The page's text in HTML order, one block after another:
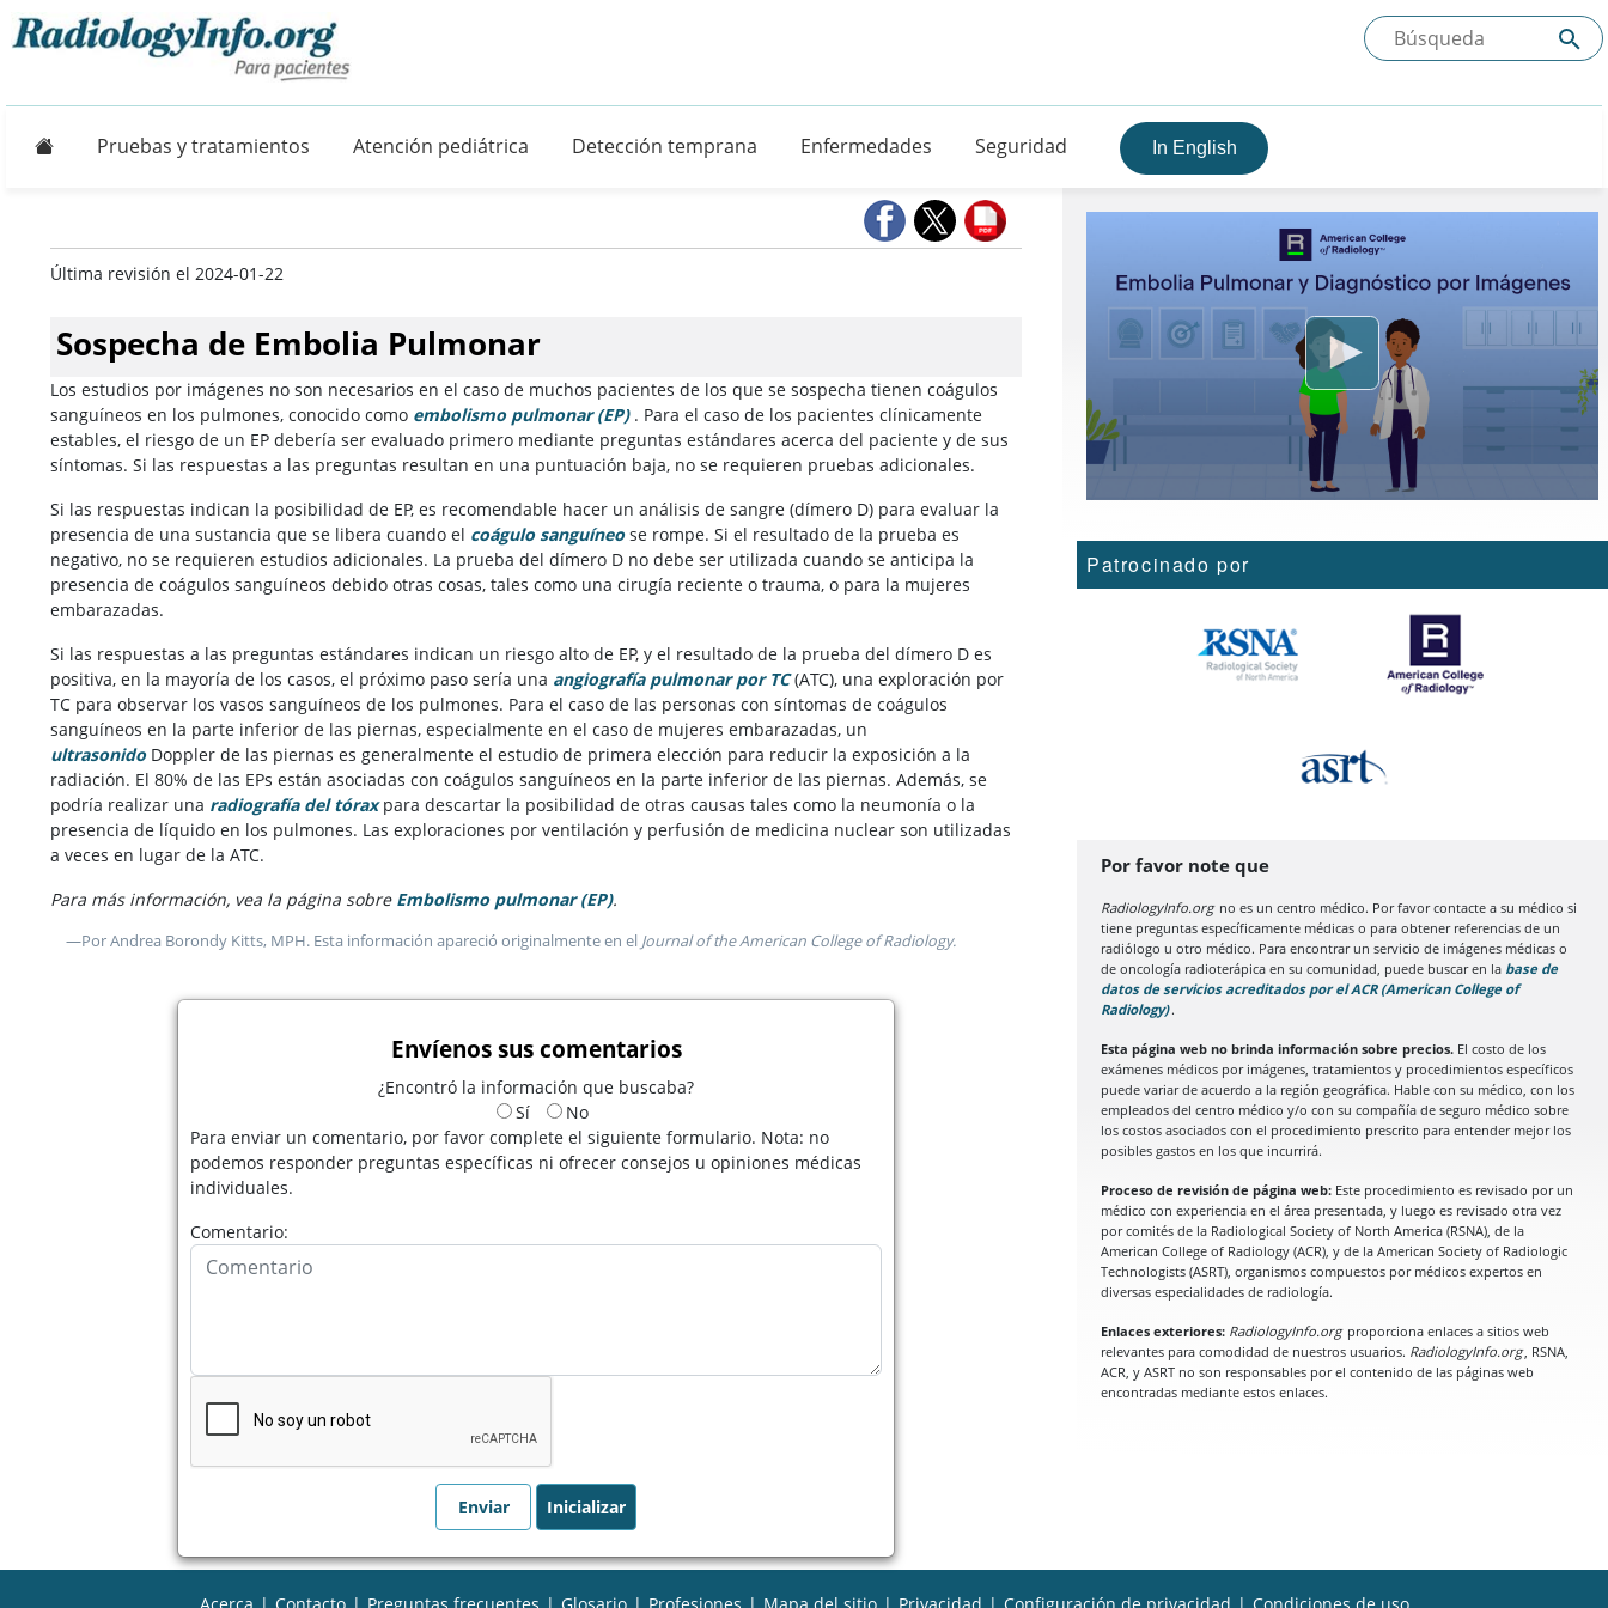
Pruebas y tratamientos Atención pediátrica Detección temprana Enfermedades Seguridad In English
Última revisión el 2024-01-22
Sospecha de Embolia Pulmonar
Los estudios por imágenes no son necesarios en el caso de muchos pacientes de los que se sospecha tienen coágulos
sanguíneos en los pulmones, conocido como embolismo pulmonar (EP). Para el caso de los pacientes clínicamente
estables, el riesgo de un EP debería ser evaluado primero mediante preguntas estándares acerca del paciente y de sus
síntomas. Si las respuestas a las preguntas resultan en una puntuación baja, no se requieren pruebas adicionales.
Si las respuestas indican la posibilidad de EP, es recomendable hacer un análisis de sangre (dímero D) para evaluar la
presencia de una sustancia que se libera cuando el coágulo sanguíneose rompe. Si el resultado de la prueba es
negativo, no se requieren estudios adicionales. La prueba del dímero D no debe ser utilizada cuando se anticipa la
presencia de coágulos sanguíneos debido otras cosas, tales como una cirugía reciente o trauma, o para la mujeres
embarazadas.
Si las respuestas a las preguntas estándares indican un riesgo alto de EP, y el resultado de la prueba del dímero D es
positiva, en la mayoría de los casos, el próximo paso sería una angiografía pulmonar por TC(ATC), una exploración por
TC para observar los vasos sanguíneos de los pulmones. Para el caso de las personas con síntomas de coágulos
sanguíneos en la parte inferior de las piernas, especialmente en el caso de mujeres embarazadas, un
ultrasonidoDoppler de las piernas es generalmente el estudio de primera elección para reducir la exposición a la
radiación. El 80% de las EPs están asociadas con coágulos sanguíneos en la parte inferior de las piernas. Además, se
podría realizar una radiografía del tóraxpara descartar la posibilidad de otras causas tales como la neumonía o la
presencia de líquido en los pulmones. Las exploraciones por ventilación y perfusión de medicina nuclear son utilizadas
a veces en lugar de la ATC.
Para más información, vea la página sobre Embolismo pulmonar (EP).
—Por Andrea Borondy Kitts, MPH. Esta información apareció originalmente en el Journal of the American College of Radiology.
Envíenos sus comentarios
¿Encontró la información que buscaba?
Sí
No
Para enviar un comentario, por favor complete el siguiente formulario. Nota: no
podemos responder preguntas específicas ni ofrecer consejos u opiniones médicas
individuales.
Comentario:
Patrocinado por
Por favor note que
RadiologyInfo.orgno es un centro médico. Por favor contacte a su médico si
tiene preguntas específicamente médicas o para obtener referencias de un
radiólogo u otro médico. Para encontrar un servicio de imágenes médicas o
de oncología radioterápica en su comunidad, puede buscar en la base de
datos de servicios acreditados por el ACR (American College of
Radiology)(Se abre en una nueva pestaña del navegador)
.
Esta página web no brinda información sobre precios. El costo de los
exámenes médicos por imágenes, tratamientos y procedimientos específicos
puede variar de acuerdo a la región geográfica. Hable con su médico, con los
empleados del centro médico y/o con su compañía de seguro médico sobre
los costos asociados con el procedimiento prescrito para entender mejor los
posibles gastos en los que incurrirá.
Proceso de revisión de página web: Este procedimiento es revisado por un
médico con experiencia en el área presentada, y luego es revisado otra vez
por comités de la Radiological Society of North America (RSNA), de la
American College of Radiology (ACR), y de la American Society of Radiologic
Technologists (ASRT), organismos compuestos por médicos expertos en
diversas especialidades de radiología.
Enlaces exteriores: RadiologyInfo.org proporciona enlaces a sitios web
relevantes para comodidad de nuestros usuarios. RadiologyInfo.org, RSNA,
ACR, y ASRT no son responsables por el contenido de las páginas web
encontradas mediante estos enlaces.